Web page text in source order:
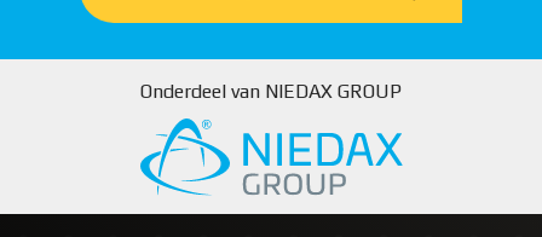
Onderdeel van NIEDAX GROUP